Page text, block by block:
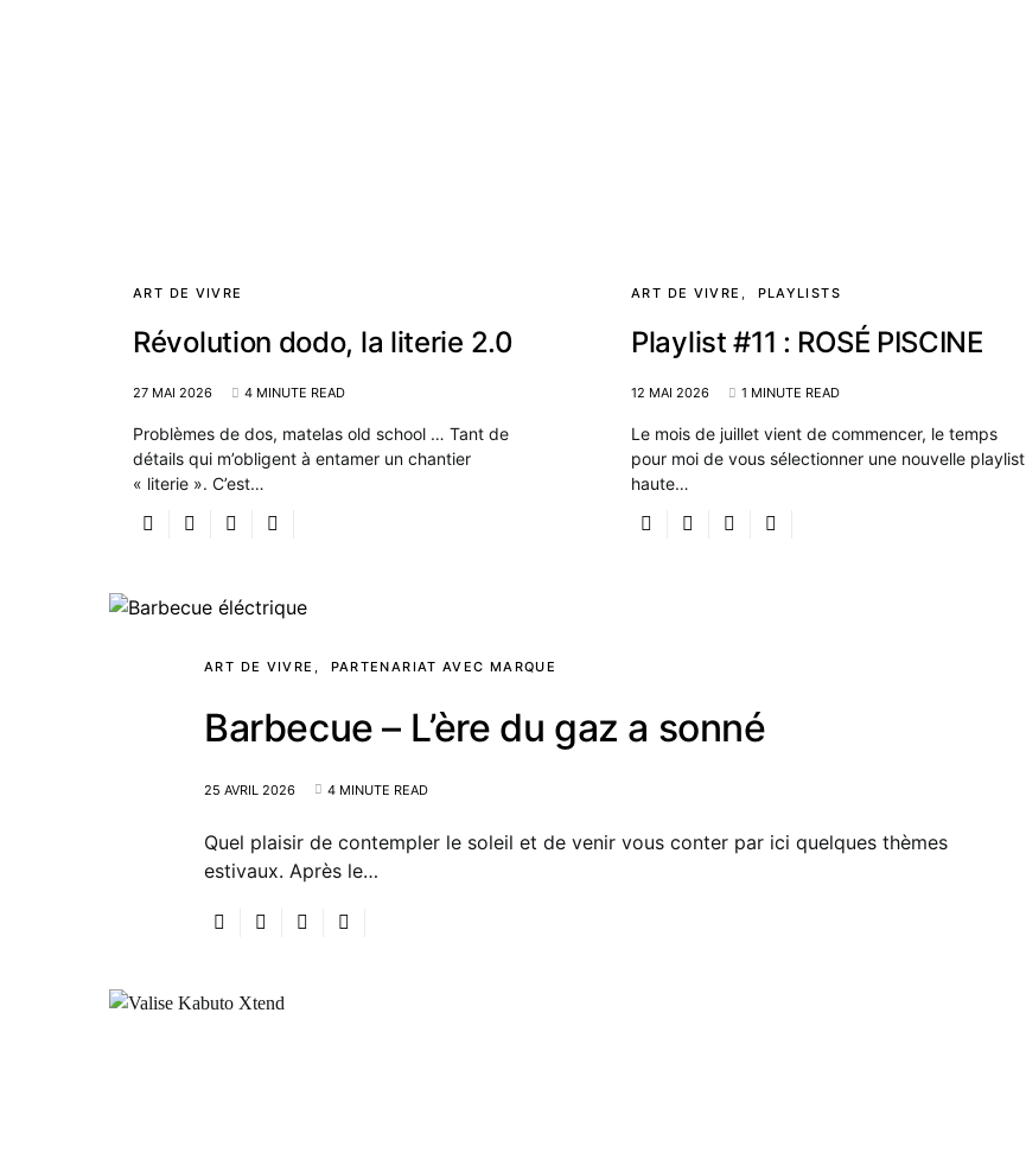
ART DE VIVRE
Révolution dodo, la literie 2.0
27 MAI 2026 4 MINUTE READ
Problèmes de dos, matelas old school … Tant de
détails qui m’obligent à entamer un chantier
« literie ». C’est…
ART DE VIVRE PLAYLISTS
Playlist #11 : ROSÉ PISCINE
12 MAI 2026 1 MINUTE READ
Le mois de juillet vient de commencer, le temps
pour moi de vous sélectionner une nouvelle playlist
haute…
ART DE VIVRE PARTENARIAT AVEC MARQUE
Barbecue – L’ère du gaz a sonné
25 AVRIL 2026 4 MINUTE READ
Quel plaisir de contempler le soleil et de venir vous conter par ici quelques thèmes
estivaux. Après le…